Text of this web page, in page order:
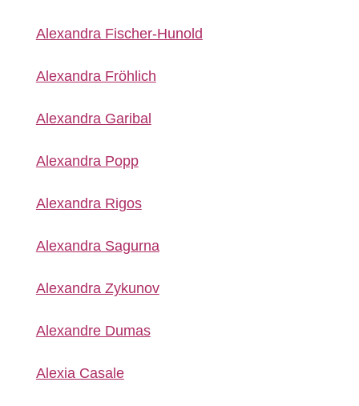
Alexandra Fischer-Hunold
Alexandra Fröhlich
Alexandra Garibal
Alexandra Popp
Alexandra Rigos
Alexandra Sagurna
Alexandra Zykunov
Alexandre Dumas
Alexia Casale